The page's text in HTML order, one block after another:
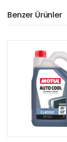
Benzer Ürünler